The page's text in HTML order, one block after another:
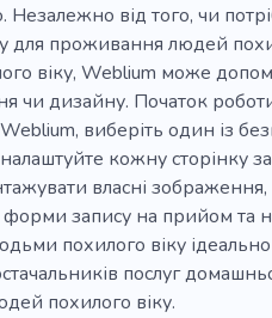
Незалежно від того, чи
для проживання людей
віку, Weblium може
чи дизайну. Початок
виберіть один із
кожну сторінку
власні
форми запису на прийом та
похилого віку
послуг
похилого віку.